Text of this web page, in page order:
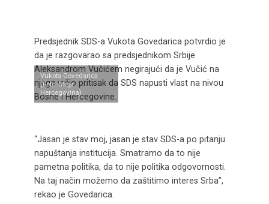
Predsjednik SDS-a Vukota Govedarica potvrdio je
da je razgovarao sa predsjednikom Srbije
Aleksandrom Vučićem negirajući da je Vučić na
njega vršio pritisak da SDS napusti vlast na nivou
Bosne i Hercegovine.
Vukota Govedarica
(Foto: Moja
Hercegovina)
“Jasan je stav moj, jasan je stav SDS-a po pitanju
napuštanja institucija. Smatramo da to nije
pametna politika, da to nije politika odgovornosti.
Na taj način možemo da zaštitimo interes Srba”,
rekao je Govedarica.